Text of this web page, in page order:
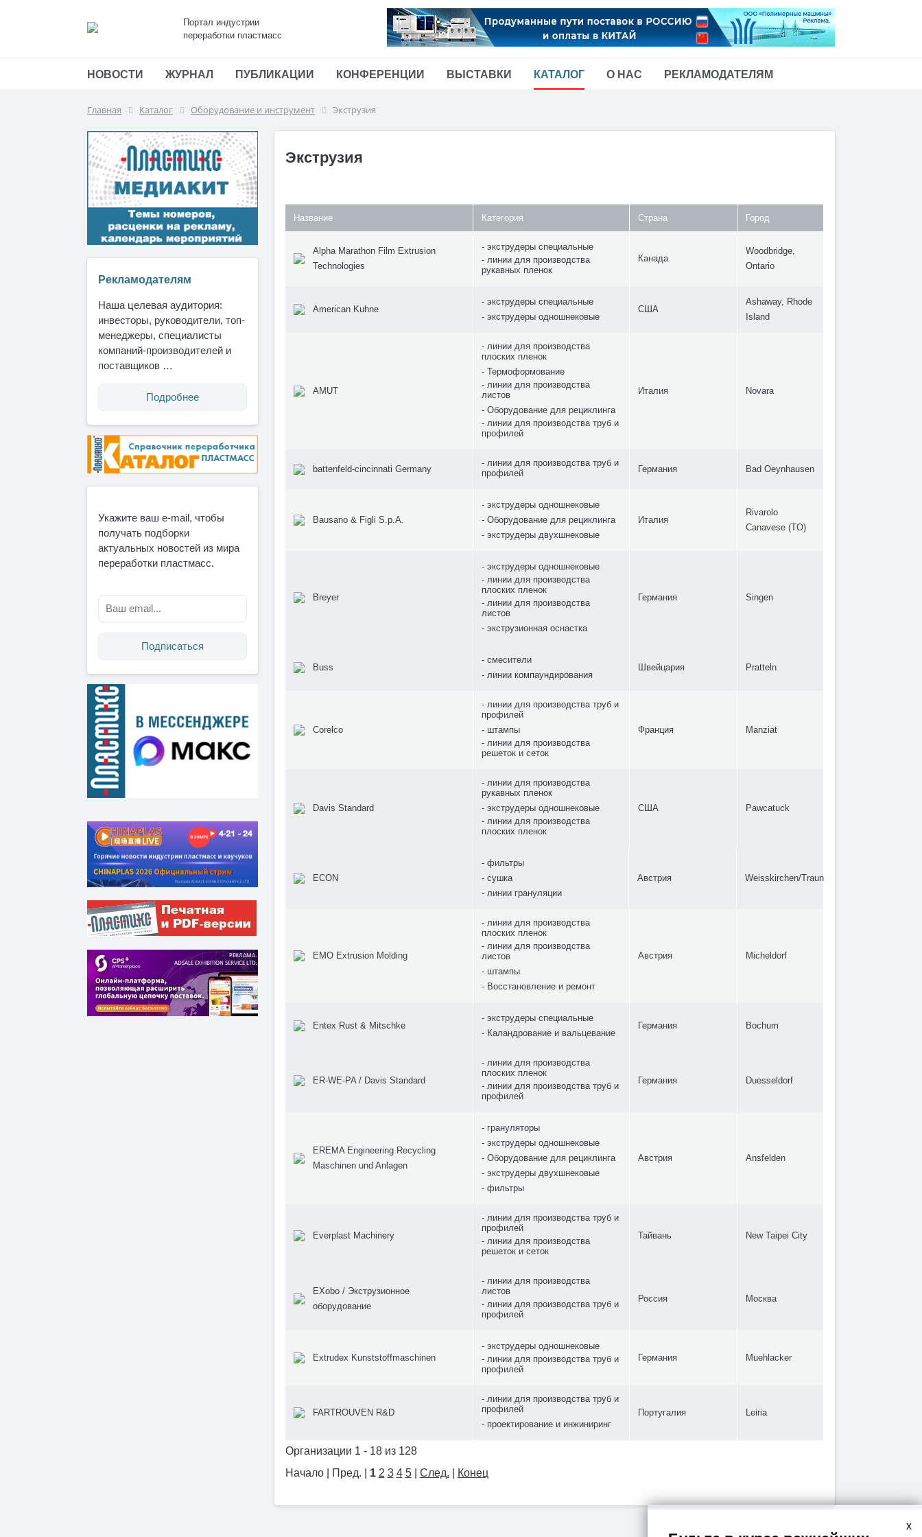
Портал индустрии
переработки пластмасс
НОВОСТИ ЖУРНАЛ ПУБЛИКАЦИИ КОНФЕРЕНЦИИ ВЫСТАВКИ КАТАЛОГ О НАС РЕКЛАМОДАТЕЛЯМ
Главная Каталог Оборудование и инструмент Экструзия
Рекламодателям
Наша целевая аудитория:
инвесторы, руководители, топ-
менеджеры, специалисты
компаний-производителей и
поставщиков …
Подробнее
Укажите ваш e-mail, чтобы
получать подборки
актуальных новостей из мира
переработки пластмасс.
Подписаться
Экструзия
Название Категория Страна Город
Alpha Marathon Film Extrusion
Technologies
экструдеры специальные
линии для производства
рукавных пленок
Канада
Woodbridge,
Ontario
American Kuhne
экструдеры специальные
экструдеры одношнековые
США
Ashaway, Rhode
Island
AMUT
линии для производства
плоских пленок
Термоформование
линии для производства
листов
Оборудование для рециклинга
линии для производства труб и
профилей
Италия Novara
battenfeld-cincinnati Germany
линии для производства труб и
профилей
Германия Bad Oeynhausen
Bausano & Figli S.p.A.
экструдеры одношнековые
Оборудование для рециклинга
экструдеры двухшнековые
Италия
Rivarolo
Canavese (TO)
Breyer
экструдеры одношнековые
линии для производства
плоских пленок
линии для производства
листов
экструзионная оснастка
Германия Singen
Buss
смесители
линии компаундирования
Швейцария Pratteln
Corelco
линии для производства труб и
профилей
штампы
линии для производства
решеток и сеток
Франция Manziat
Davis Standard
линии для производства
рукавных пленок
экструдеры одношнековые
линии для производства
плоских пленок
США Pawcatuck
ECON
фильтры
сушка
линии грануляции
Австрия Weisskirchen/Traun
EMO Extrusion Molding
линии для производства
плоских пленок
линии для производства
листов
штампы
Восстановление и ремонт
Австрия Micheldorf
Entex Rust & Mitschke
экструдеры специальные
Каландрование и вальцевание
Германия Bochum
ER-WE-PA / Davis Standard
линии для производства
плоских пленок
линии для производства труб и
профилей
Германия Duesseldorf
EREMA Engineering Recycling
Maschinen und Anlagen
грануляторы
экструдеры одношнековые
Оборудование для рециклинга
экструдеры двухшнековые
фильтры
Австрия Ansfelden
Everplast Machinery
линии для производства труб и
профилей
линии для производства
решеток и сеток
Тайвань New Taipei City
EXobo / Экструзионное
оборудование
линии для производства
листов
линии для производства труб и
профилей
Россия Москва
Extrudex Kunststoffmaschinen
экструдеры одношнековые
линии для производства труб и
профилей
Германия Muehlacker
FARTROUVEN R&D
линии для производства труб и
профилей
проектирование и инжиниринг
Португалия Leiria
Организации 1 - 18 из 128
Начало | Пред. | 1 2 3 4 5| След. Конец
x